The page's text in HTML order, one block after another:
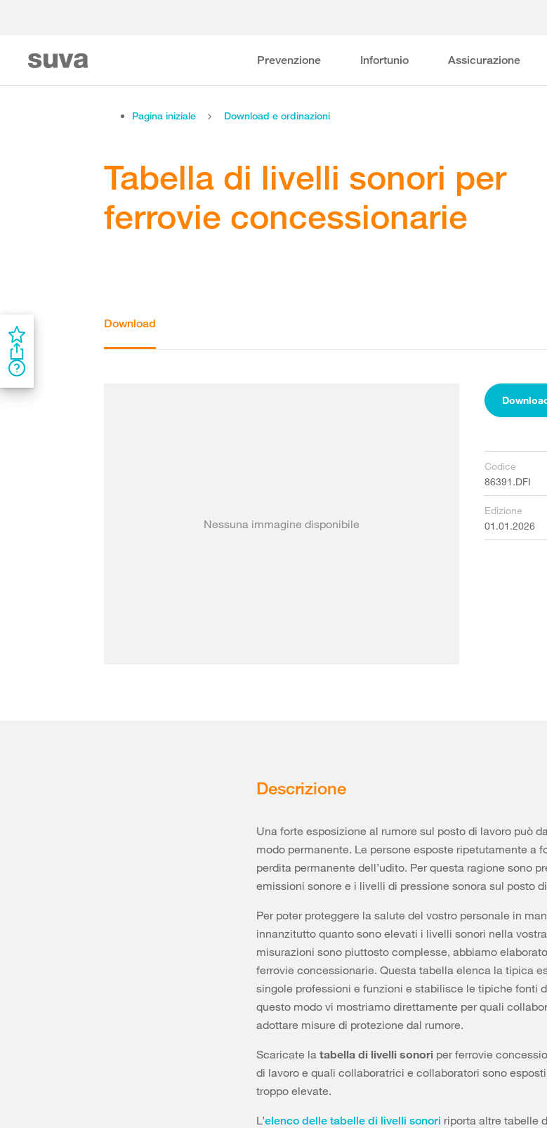
Prevenzione Infortunio Assicurazione
Pagina iniziale Download e ordinazioni
Tabella di livelli sonori per
ferrovie concessionarie
Download
Nessuna immagine disponibile
Codice
86391.DFI
Edizione
01.01.2026
Descrizione
Una forte esposizione al rumore sul posto di lavoro può
modo permanente. Le persone esposte ripetutamente a
perdita permanente dell’udito. Per questa ragione sono
emissioni sonore e i livelli di pressione sonora sul posto
Per poter proteggere la salute del vostro personale in
innanzitutto quanto sono elevati i livelli sonori nella
misurazioni sono piuttosto complesse, abbiamo
ferrovie concessionarie. Questa tabella elenca la tipica
singole professioni e funzioni e stabilisce le tipiche fonti
questo modo vi mostriamo direttamente per quali
adottare misure di protezione dal rumore.
Scaricate la tabella di livelli sonori per ferrovie
di lavoro e quali collaboratrici e collaboratori sono
troppo elevate.
L’elenco delle tabelle di livelli sonori riporta altre tabelle